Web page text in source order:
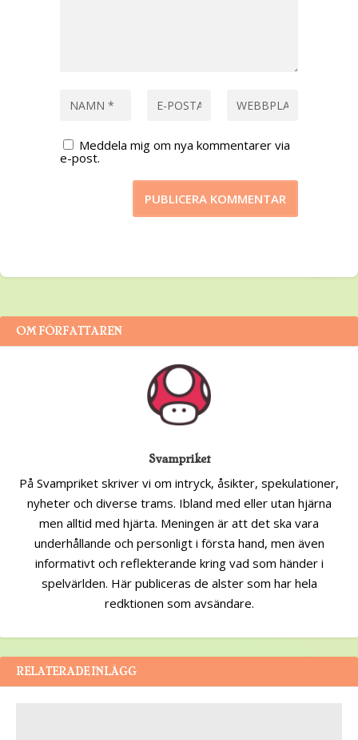
Meddela mig om nya kommentarer via
e-post.
OM FÖRFATTAREN
Svampriket
På Svampriket skriver vi om intryck, åsikter, spekulationer,
nyheter och diverse trams. Ibland med eller utan hjärna
men alltid med hjärta. Meningen är att det ska vara
underhållande och personligt i första hand, men även
informativt och reflekterande kring vad som händer i
spelvärlden. Här publiceras de alster som har hela
redktionen som avsändare.
RELATERADE INLÄGG